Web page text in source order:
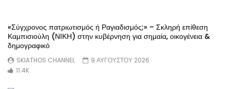
«Σύγχρονος πατριωτισμός ή Ραγιαδισμός;» – Σκληρή επίθεση
Καμπισιούλη (ΝΙΚΗ) στην κυβέρνηση για σημαία, οικογένεια &
δημογραφικό
SKIATHOS CHANNEL
9 ΑΥΓΟΥΣΤΟΥ 2026
11.4K